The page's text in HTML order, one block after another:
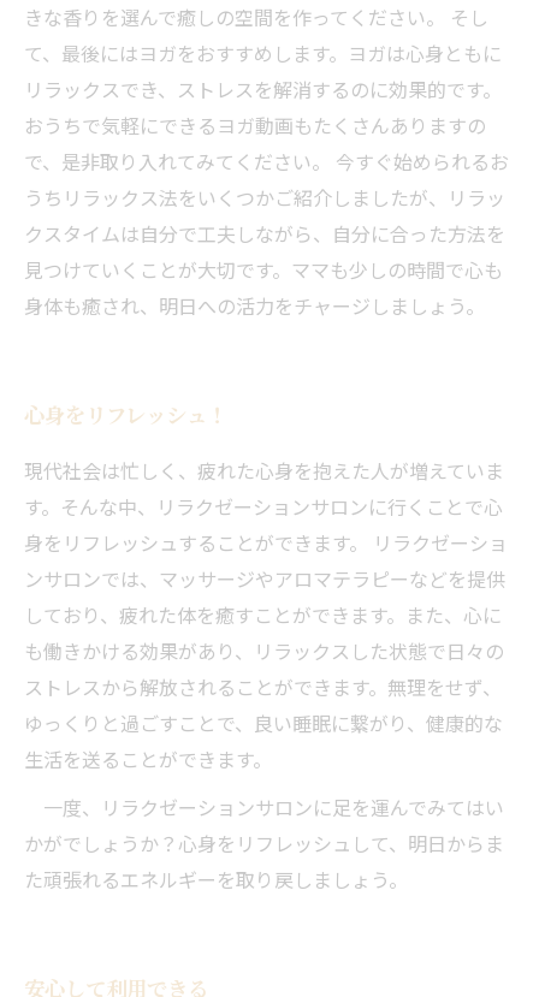
きな香りを選んで癒しの空間を作ってください。 そし
て、最後にはヨガをおすすめします。ヨガは心身ともに
リラックスでき、ストレスを解消するのに効果的です。
おうちで気軽にできるヨガ動画もたくさんありますの
で、是非取り入れてみてください。 今すぐ始められるお
うちリラックス法をいくつかご紹介しましたが、リラッ
クスタイムは自分で工夫しながら、自分に合った方法を
見つけていくことが大切です。ママも少しの時間で心も
身体も癒され、明日への活力をチャージしましょう。
心身をリフレッシュ！
現代社会は忙しく、疲れた心身を抱えた人が増えていま
す。そんな中、リラクゼーションサロンに行くことで心
身をリフレッシュすることができます。 リラクゼーショ
ンサロンでは、マッサージやアロマテラピーなどを提供
しており、疲れた体を癒すことができます。また、心に
も働きかける効果があり、リラックスした状態で日々の
ストレスから解放されることができます。無理をせず、
ゆっくりと過ごすことで、良い睡眠に繋がり、健康的な
生活を送ることができます。
一度、リラクゼーションサロンに足を運んでみてはい
かがでしょうか？心身をリフレッシュして、明日からま
た頑張れるエネルギーを取り戻しましょう。
安心して利用できる